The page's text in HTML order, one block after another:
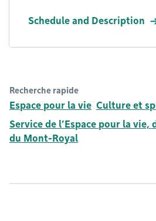
Schedule and Description
Recherche rapide
Espace pour la vie Culture et
Service de l’Espace pour la vie,
du Mont-Royal